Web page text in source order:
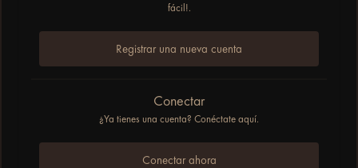
fácil!.
Registrar una nueva cuenta
Conectar
¿Ya tienes una cuenta? Conéctate aquí.
Conectar ahora